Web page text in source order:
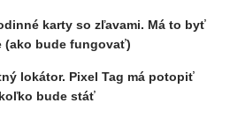
karty so zľavami. Má to byť
(ako bude fungovať)
lokátor. Pixel Tag má potopiť
bude stáť